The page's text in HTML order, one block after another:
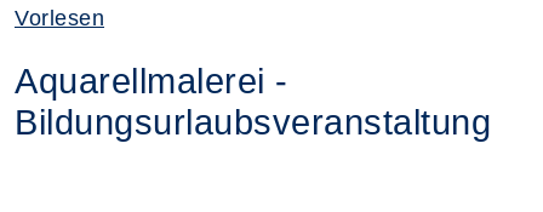
Vorlesen
Aquarellmalerei -
Bildungsurlaubsveranstaltung